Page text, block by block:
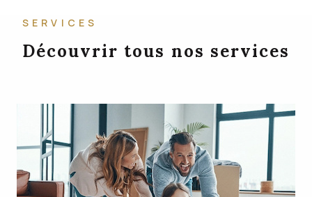
SERVICES
Découvrir tous nos services